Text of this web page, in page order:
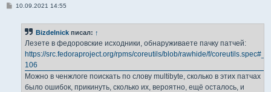
С10.09.2021 14:55
Bizdelnick писал: ↑
Лезете в федоровские исходники, обнаруживаете пачку патчей:
https://src.fedoraproject.org/rpms/coreutils/blob/rawhide/f/
106
Можно в ченжлоге поискать по слову multibyte, сколько в этих патчах
было ошибок, прикинуть, сколько их, вероятно, ещё осталось, и